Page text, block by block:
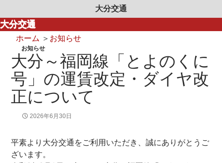
大分交通
大分交通
ホーム ＞ お知らせ
お知らせ
大分～福岡線「とよのくに
号」の運賃改定・ダイヤ改
正について
2026年6月30日
平素より大分交通をご利用いただき、誠にありがとうご
ざいます。